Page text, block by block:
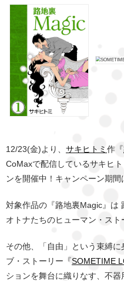
12/23(金)より、 サキヒトミ 作『
CoMaxで配信しているサキヒ
ンを開催中！キャンペーン期間
対象作品の『路地裏Magic』は
オトナたちのヒューマン・スト
その他、「自由」という束縛
ブ・ストーリー『SOMETIME
ションを舞台に織りなす、不